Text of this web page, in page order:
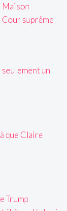
Maison
Cour suprême
un
que Claire
Trump